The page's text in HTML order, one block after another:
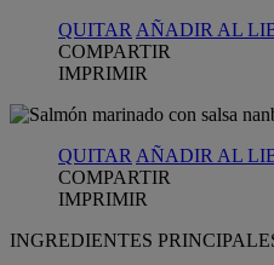
QUITAR AÑADIR AL
COMPARTIR
IMPRIMIR
QUITAR AÑADIR AL
COMPARTIR
IMPRIMIR
INGREDIENTES